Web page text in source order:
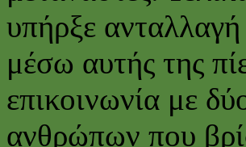
υπήρξε
μέσω αυτής της
επικοινωνία με
ανθρώπων που